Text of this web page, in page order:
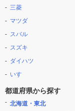
三菱
マツダ
スバル
スズキ
ダイハツ
いすゞ
都道府県から探す
北海道・東北